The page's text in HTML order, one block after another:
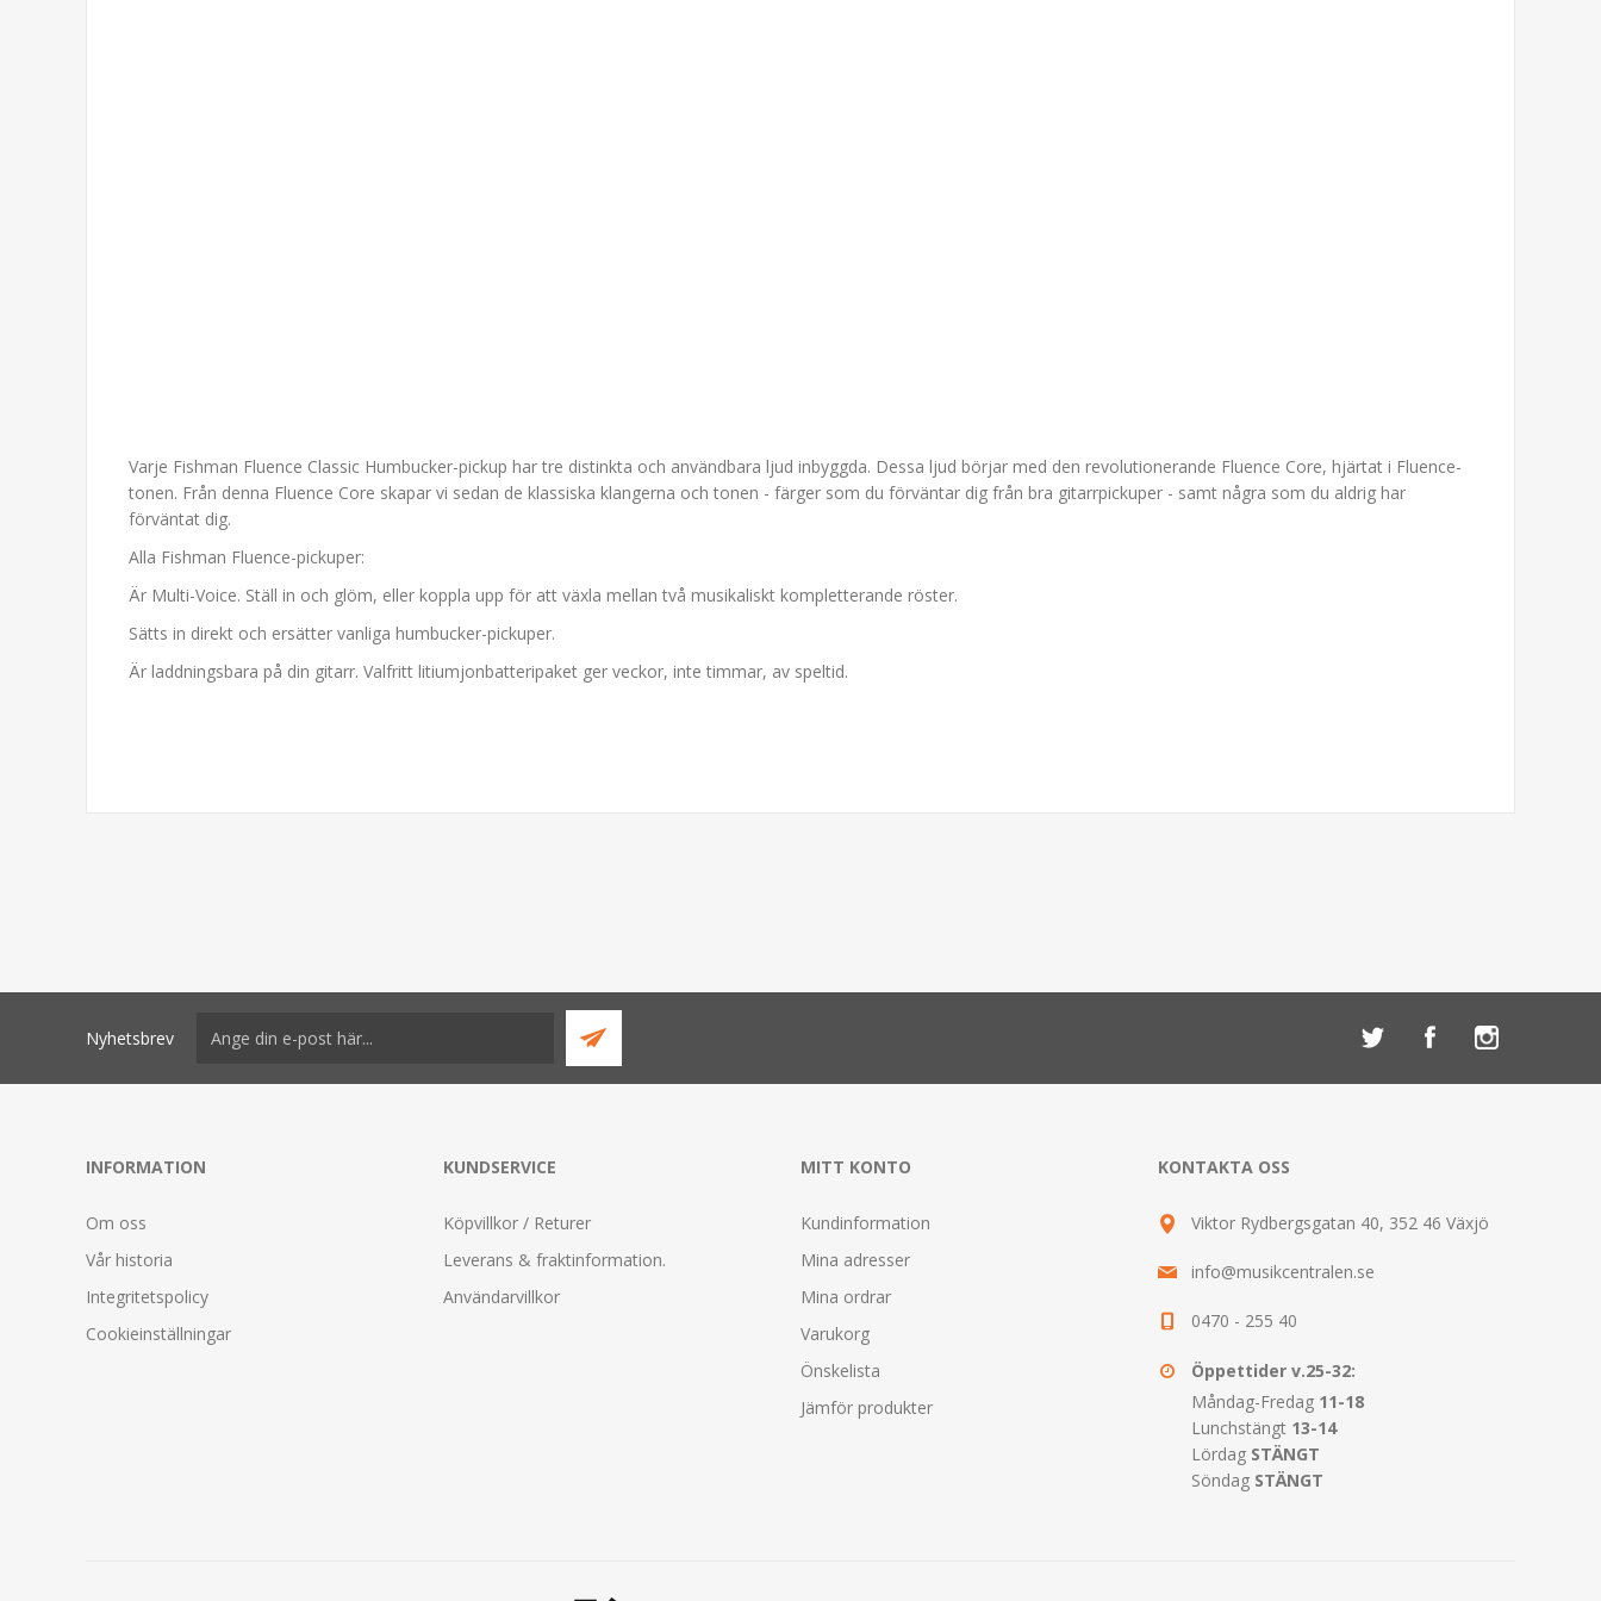
Varje Fishman Fluence Classic Humbucker-pickup har tre distinkta och användbara ljud inbyggda. Dessa ljud börjar med den revolutionerande Fluence Core, hjärtat i Fluence-
tonen. Från denna Fluence Core skapar vi sedan de klassiska klangerna och tonen - färger som du förväntar dig från bra gitarrpickuper - samt några som du aldrig har
förväntat dig.
Alla Fishman Fluence-pickuper:
Är Multi-Voice. Ställ in och glöm, eller koppla upp för att växla mellan två musikaliskt kompletterande röster.
Sätts in direkt och ersätter vanliga humbucker-pickuper.
Är laddningsbara på din gitarr. Valfritt litiumjonbatteripaket ger veckor, inte timmar, av speltid.
Nyhetsbrev
INFORMATION
Om oss
Vår historia
Integritetspolicy
Cookieinställningar
KUNDSERVICE
Köpvillkor / Returer
Leverans & fraktinformation.
Användarvillkor
MITT KONTO
Kundinformation
Mina adresser
Mina ordrar
Varukorg
Önskelista
Jämför produkter
KONTAKTA OSS
Viktor Rydbergsgatan 40, 352 46 Växjö
info@musikcentralen.se
0470 - 255 40
Öppettider v.25-32:
Måndag-Fredag 11-18
Lunchstängt 13-14
Lördag STÄNGT
Söndag STÄNGT